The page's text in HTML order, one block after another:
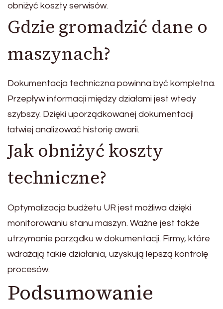
obniżyć koszty serwisów.
Gdzie gromadzić dane o
maszynach?
Dokumentacja techniczna powinna być kompletna.
Przepływ informacji między działami jest wtedy
szybszy. Dzięki uporządkowanej dokumentacji
łatwiej analizować historię awarii.
Jak obniżyć koszty
techniczne?
Optymalizacja budżetu UR jest możliwa dzięki
monitorowaniu stanu maszyn. Ważne jest także
utrzymanie porządku w dokumentacji. Firmy, które
wdrażają takie działania, uzyskują lepszą kontrolę
procesów.
Podsumowanie